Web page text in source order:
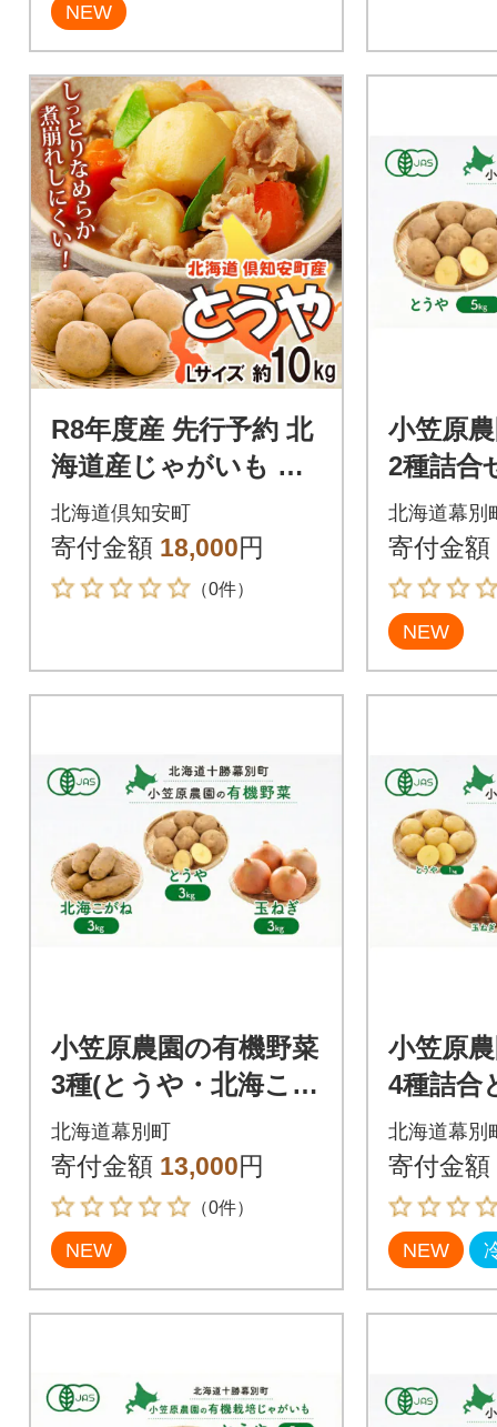
NEW
R8年度産 先行予約 北
海道産じゃがいも と
うや Lサイズ 約10kg
馬鈴薯 北海道倶知安
町
北海道倶知安町
寄付金額 18,000円
（0件）
小笠原
2種詰合
g・玉ね
荷先行
0]
北海道幕別
寄付金額
NEW
小笠原農園の有機野菜
3種(とうや・北海こが
ね・玉ねぎ)各3kg《秋
出荷先行予約》[53690
949]
北海道幕別町
寄付金額 13,000円
（0件）
NEW
小笠原
4種詰合
こがね
ーキ《
約》
北海道幕別
寄付金額
NEW